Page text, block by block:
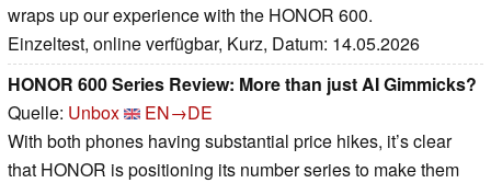
wraps up our experience with the HONOR 600.
Einzeltest, online verfügbar, Kurz, Datum: 14.05.2026
HONOR 600 Series Review: More than just AI Gimmicks?
Quelle: Unbox
EN→DE
With both phones having substantial price hikes, it’s clear
that HONOR is positioning its number series to make them